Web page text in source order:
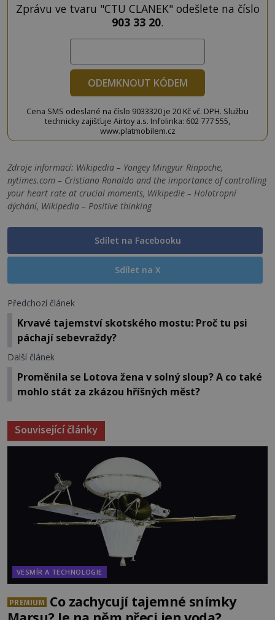
Zprávu ve tvaru "CTU CLANEK" odešlete na číslo
903 33 20.
ODEMKNOUT KÓDEM
Cena SMS odeslané na číslo 9033320 je 20 Kč vč. DPH. Službu
technicky zajišťuje Airtoy a.s. Infolinka: 602 777 555,
www.platmobilem.cz
Zdroje informací: Wikipedia – Yongey Mingyur Rinpoche,
nytimes.com – Cristiano Ronaldo and the importance of controlling
your heart rate at crucial moments, Wikipedie – Holotropní
dýchání, Wikipedia – Positive thinking
Sdílet na Facebooku
Sdílet na X
Předchozí článek
Krvavé tajemství skotského mostu: Proč tu psi
páchají sebevraždy?
Další článek
Proměnila se Lotova žena v solný sloup? A co také
mohlo stát za zkázou hříšných měst?
Související články
VESMÍR A TECHNOLOGIE
PREMIUM
Co zachycují tajemné snímky